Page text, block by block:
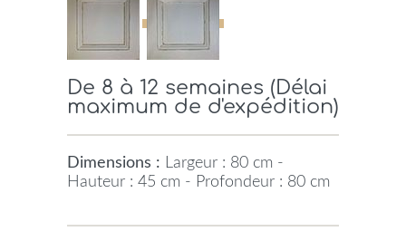
De 8 à 12 semaines (Délai
maximum de d'expédition)
Dimensions : Largeur : 80 cm -
Hauteur : 45 cm - Profondeur : 80 cm